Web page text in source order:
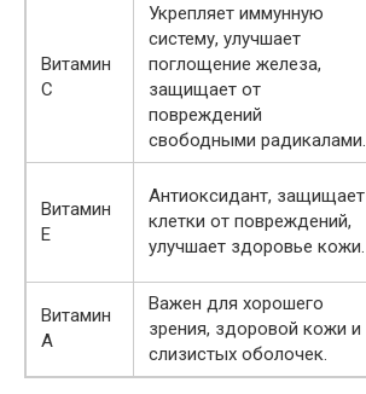
Витамин
С
Укрепляет иммунную
систему, улучшает
поглощение железа,
защищает от
повреждений
свободными радикалами.
Витамин
Е
Антиоксидант, защищает
клетки от повреждений,
улучшает здоровье кожи.
Витамин
А
Важен для хорошего
зрения, здоровой кожи и
слизистых оболочек.